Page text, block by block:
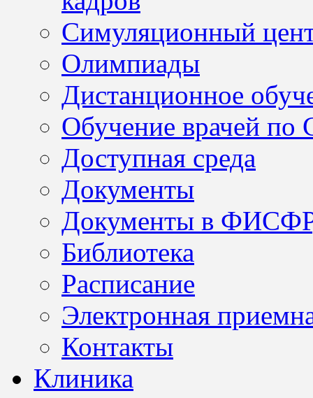
Симуляционный
Олимпиады
Дистанционное
Обучение врачей по
Доступная среда
Документы
Документы в
Библиотека
Расписание
Электронная
Контакты
Клиника